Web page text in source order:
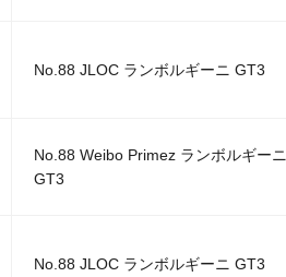
No.88 JLOC ランボルギーニ GT3
No.88 Weibo Primez ランボルギーニ
GT3
No.88 JLOC ランボルギーニ GT3